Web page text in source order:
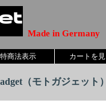
Made in Germany
特商法表示 カートを
（モトガジェッ